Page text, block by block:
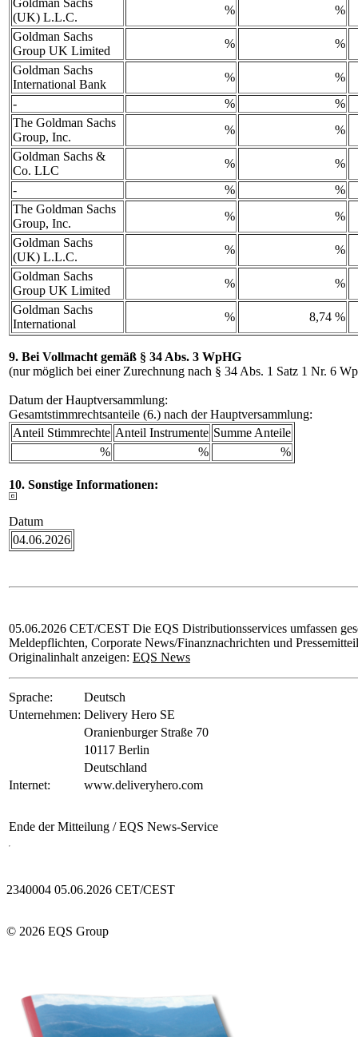
(UK) L.L.C.
%
%
Goldman Sachs
Group UK Limited
%
%
Goldman Sachs
International Bank
%
%
-
%
%
The Goldman Sachs
Group, Inc.
%
%
Goldman Sachs &
Co. LLC
%
%
-
%
%
The Goldman Sachs
Group, Inc.
%
%
Goldman Sachs
(UK) L.L.C.
%
%
Goldman Sachs
Group UK Limited
%
%
Goldman Sachs
International
% 8,74 %
9. Bei Vollmacht gemäß § 34 Abs. 3 WpHG
(nur möglich bei einer Zurechnung nach § 34 Abs. 1 Satz 1 Nr. 6
Datum der Hauptversammlung:
Gesamtstimmrechtsanteile (6.) nach der Hauptversammlung:
Anteil Stimmrechte Anteil Instrumente Summe Anteile
%
% %
10. Sonstige Informationen:
Datum
04.06.2026
05.06.2026 CET/CEST Die EQS Distributionsservices umfassen
Meldepflichten, Corporate News/Finanznachrichten und
Originalinhalt anzeigen: EQS News
Sprache:
Deutsch
Unternehmen: Delivery Hero SE
Oranienburger Straße 70
10117 Berlin
Deutschland
Internet:
www.deliveryhero.com
Ende der Mitteilung / EQS News-Service
2340004 05.06.2026 CET/CEST
© 2026 EQS Group